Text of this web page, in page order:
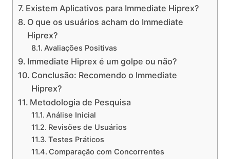
Existem Aplicativos para Immediate Hiprex?
O que os usuários acham do Immediate
Hiprex?
Avaliações Positivas
Immediate Hiprex é um golpe ou não?
Conclusão: Recomendo o Immediate
Hiprex?
Metodologia de Pesquisa
Análise Inicial
Revisões de Usuários
Testes Práticos
Comparação com Concorrentes